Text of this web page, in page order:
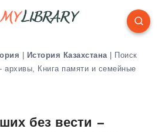
| История Казахстана | Поиск
архивы, Книга памяти и семейные
без вести —